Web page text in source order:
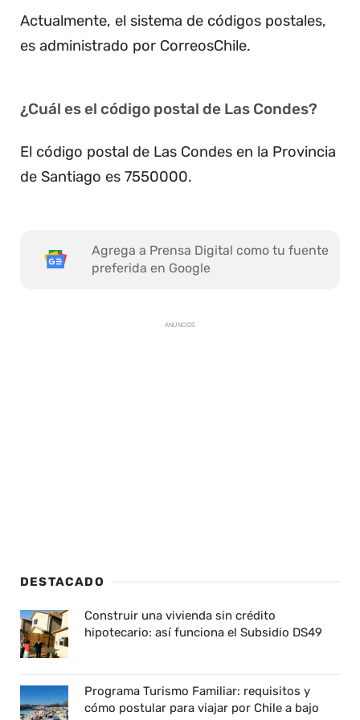
Actualmente, el sistema de códigos postales,
es administrado por CorreosChile.
¿Cuál es el código postal de Las Condes?
El código postal de Las Condes en la Provincia
de Santiago es 7550000.
Agrega a Prensa Digital como tu fuente
preferida en Google
ANUNCIOS
DESTACADO
Construir una vivienda sin crédito
hipotecario: así funciona el Subsidio DS49
Programa Turismo Familiar: requisitos y
cómo postular para viajar por Chile a bajo